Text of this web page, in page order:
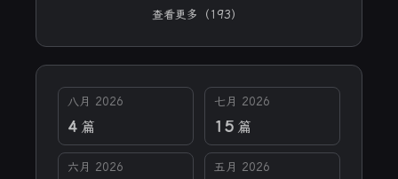
查看更多（193）
八月 2026
4 篇
七月 2026
15 篇
六月 2026 五月 2026